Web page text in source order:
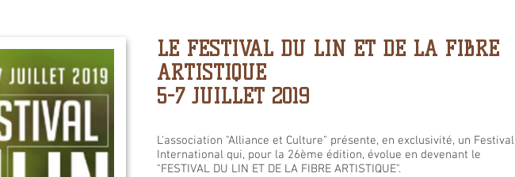
LE FESTIVAL DU LIN ET DE LA FIBRE
ARTISTIQUE
5-7 JUILLET 2019
L'association "Alliance et Culture" présente, en exclusivité, un Festival
International qui, pour la 26ème édition, évolue en devenant le
"FESTIVAL DU LIN ET DE LA FIBRE ARTISTIQUE".